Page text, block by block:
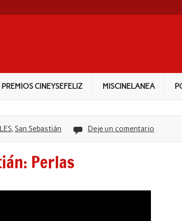
PREMIOS CINEYSEFELIZ MISCINELANEA
, San Sebastián Deje un comentario
Perlas